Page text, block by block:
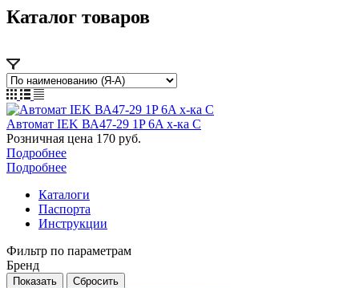
Каталог товаров
Автомат IEK ВА47-29 1P 6A х-ка C
Розничная цена 170 руб.
Подробнее
Подробнее
Каталоги
Паспорта
Инструкции
Фильтр по параметрам
Бренд
Сбросить